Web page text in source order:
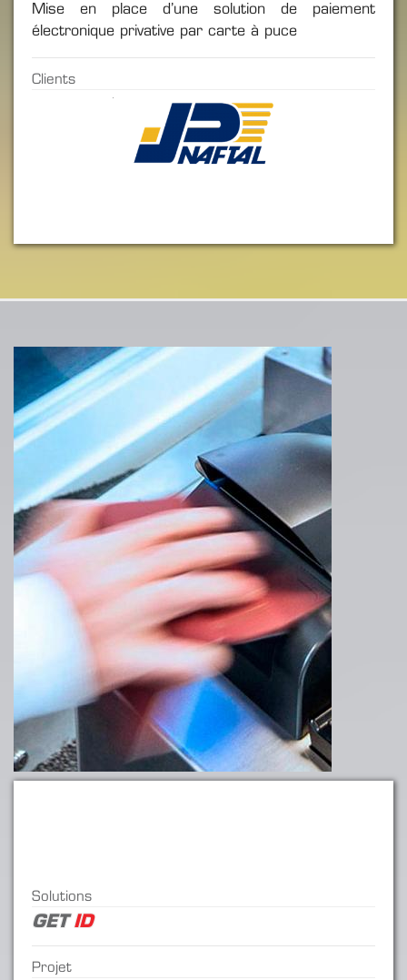
Mise en place d’une solution de paiement
électronique privative par carte à puce
Clients
Solutions
GET ID
Projet